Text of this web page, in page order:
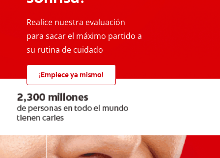
Realice nuestra evaluación
para sacar el máximo partido a
su rutina de cuidado
¡Empiece ya mismo!